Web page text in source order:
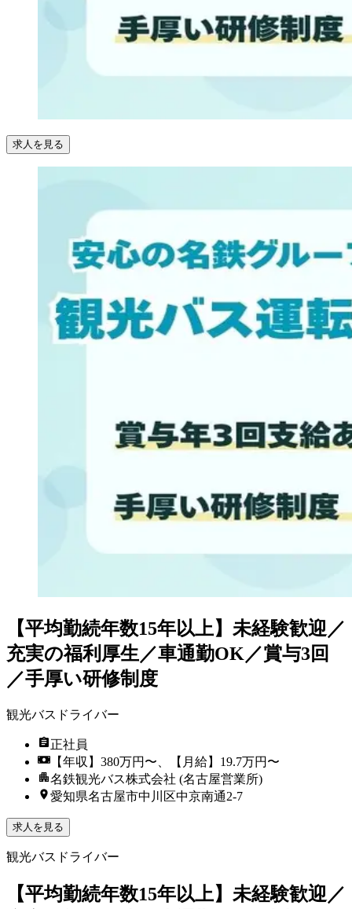
求人を見る
【平均勤続年数15年以上】未経験歓迎／
充実の福利厚生／車通勤OK／賞与3回
／手厚い研修制度
観光バスドライバー
正社員
【年収】380万円〜、【月給】19.7万円〜
名鉄観光バス株式会社 (名古屋営業所)
愛知県名古屋市中川区中京南通2-7
求人を見る
観光バスドライバー
【平均勤続年数15年以上】未経験歓迎／